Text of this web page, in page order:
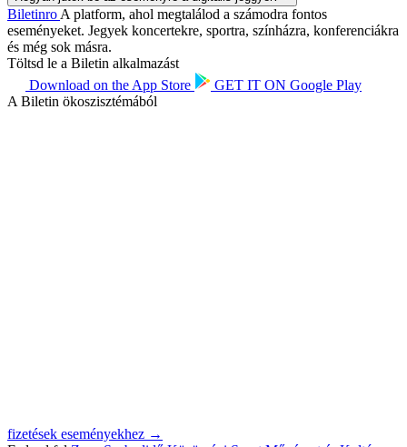
Biletinro A platform, ahol megtalálod a számodra fontos
eseményeket. Jegyek koncertekre, sportra, színházra, konferenciákra
és még sok másra.
Töltsd le a Biletin alkalmazást
Download on the App Store GET IT ON Google Play
A Biletin ökoszisztémából
fizetések eseményekhez →